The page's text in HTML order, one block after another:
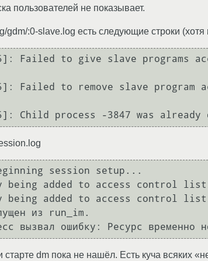
пользователей не показывает.
gdm/:0-slave.log есть следующие строки
Failed to give slave programs
Failed to remove slave
Child process -3847 was already
session setup...
being added to access control list
being added to access control list
из run_im.
вызвал ошибку: Ресурс временно
dm пока не нашёл. Есть куча всяких